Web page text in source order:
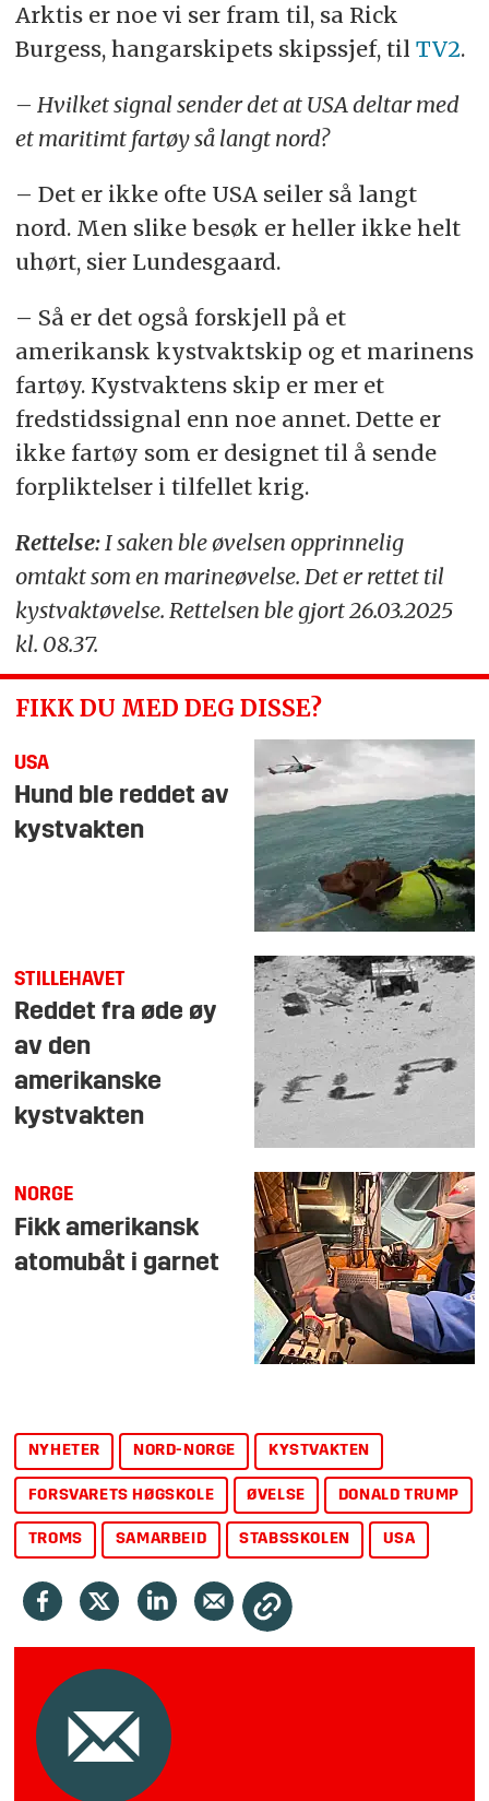
Arktis er noe vi ser fram til, sa Rick
Burgess, hangarskipets skipssjef, til TV2.
– Hvilket signal sender det at USA deltar med
et maritimt fartøy så langt nord?
– Det er ikke ofte USA seiler så langt
nord. Men slike besøk er heller ikke helt
uhørt, sier Lundesgaard.
– Så er det også forskjell på et
amerikansk kystvaktskip og et marinens
fartøy. Kystvaktens skip er mer et
fredstidssignal enn noe annet. Dette er
ikke fartøy som er designet til å sende
forpliktelser i tilfellet krig.
Rettelse:I saken ble øvelsen opprinnelig
omtakt som en marineøvelse. Det er rettet til
kystvaktøvelse. Rettelsen ble gjort 26.03.2025
kl. 08.37.
FIKK DU MED DEG DISSE?
USA
Hund ble reddet av
kystvakten
STILLEHAVET
Reddet fra øde øy
av den
amerikanske
kystvakten
NORGE
Fikk amerikansk
atomubåt i garnet
NYHETER NORD-NORGE KYSTVAKTEN
FORSVARETS HØGSKOLE ØVELSE DONALD TRUMP
TROMS SAMARBEID STABSSKOLEN USA